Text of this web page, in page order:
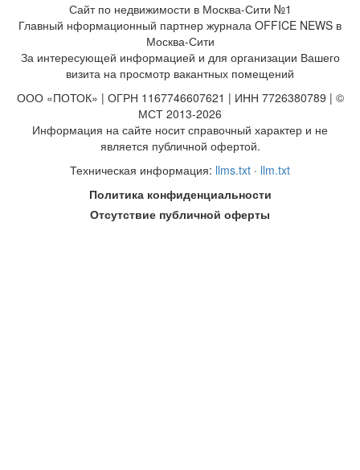
Сайт по недвижимости в Москва-Сити №1
Главный нформационный партнер журнала OFFICE NEWS в
Москва-Сити
За интересующей информацией и для организации Вашего
визита на просмотр вакантных помещений
ООО «ПОТОК» | ОГРН 1167746607621 | ИНН 7726380789 | ©
МСТ 2013-2026
Информация на сайте носит справочный характер и не
является публичной офертой.
Техническая информация: llms.txt · llm.txt
Политика конфиденциальности
Отсутствие публичной оферты